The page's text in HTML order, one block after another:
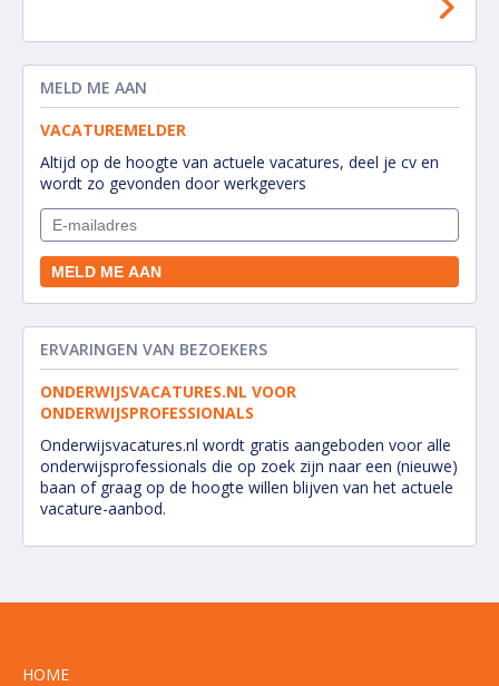
MELD ME AAN
VACATUREMELDER
Altijd op de hoogte van actuele vacatures, deel je cv en
wordt zo gevonden door werkgevers
ERVARINGEN VAN BEZOEKERS
ONDERWIJSVACATURES.NL VOOR
ONDERWIJSPROFESSIONALS
Onderwijsvacatures.nl wordt gratis aangeboden voor alle
onderwijsprofessionals die op zoek zijn naar een (nieuwe)
baan of graag op de hoogte willen blijven van het actuele
vacature-aanbod.
HOME